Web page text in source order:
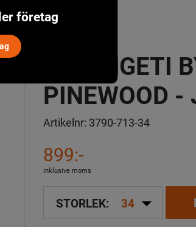
SERENGETI
PINEWOOD -
Artikelnr: 3790-713-34
899:-
inklusive moms
STORLEK: 34 arrow_drop_down
företag